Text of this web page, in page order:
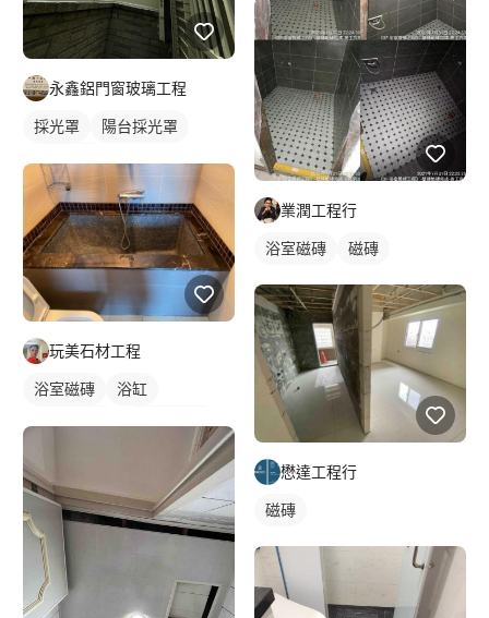
永鑫鋁門窗玻璃工程
採光罩
陽台採光罩
玩美石材工程
浴室磁磚
浴缸
業潤工程行
浴室磁磚 磁磚
懋達工程行
磁磚